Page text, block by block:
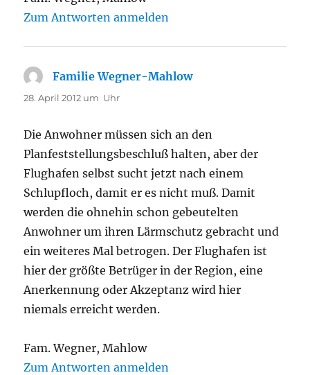
Zum Antworten anmelden
Familie Wegner-Mahlowsagt:
28. April 2012 um Uhr
Die Anwohner müssen sich an den
Planfeststellungsbeschluß halten, aber der
Flughafen selbst sucht jetzt nach einem
Schlupfloch, damit er es nicht muß. Damit
werden die ohnehin schon gebeutelten
Anwohner um ihren Lärmschutz gebracht und
ein weiteres Mal betrogen. Der Flughafen ist
hier der größte Betrüger in der Region, eine
Anerkennung oder Akzeptanz wird hier
niemals erreicht werden.
Fam. Wegner, Mahlow
Zum Antworten anmelden